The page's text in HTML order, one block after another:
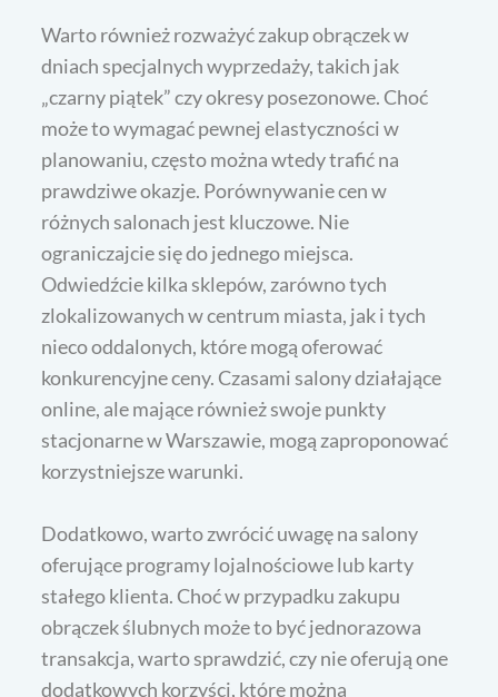
Warto również rozważyć zakup obrączek w
dniach specjalnych wyprzedaży, takich jak
„czarny piątek” czy okresy posezonowe. Choć
może to wymagać pewnej elastyczności w
planowaniu, często można wtedy trafić na
prawdziwe okazje. Porównywanie cen w
różnych salonach jest kluczowe. Nie
ograniczajcie się do jednego miejsca.
Odwiedźcie kilka sklepów, zarówno tych
zlokalizowanych w centrum miasta, jak i tych
nieco oddalonych, które mogą oferować
konkurencyjne ceny. Czasami salony działające
online, ale mające również swoje punkty
stacjonarne w Warszawie, mogą zaproponować
korzystniejsze warunki.
Dodatkowo, warto zwrócić uwagę na salony
oferujące programy lojalnościowe lub karty
stałego klienta. Choć w przypadku zakupu
obrączek ślubnych może to być jednorazowa
transakcja, warto sprawdzić, czy nie oferują one
dodatkowych korzyści, które można